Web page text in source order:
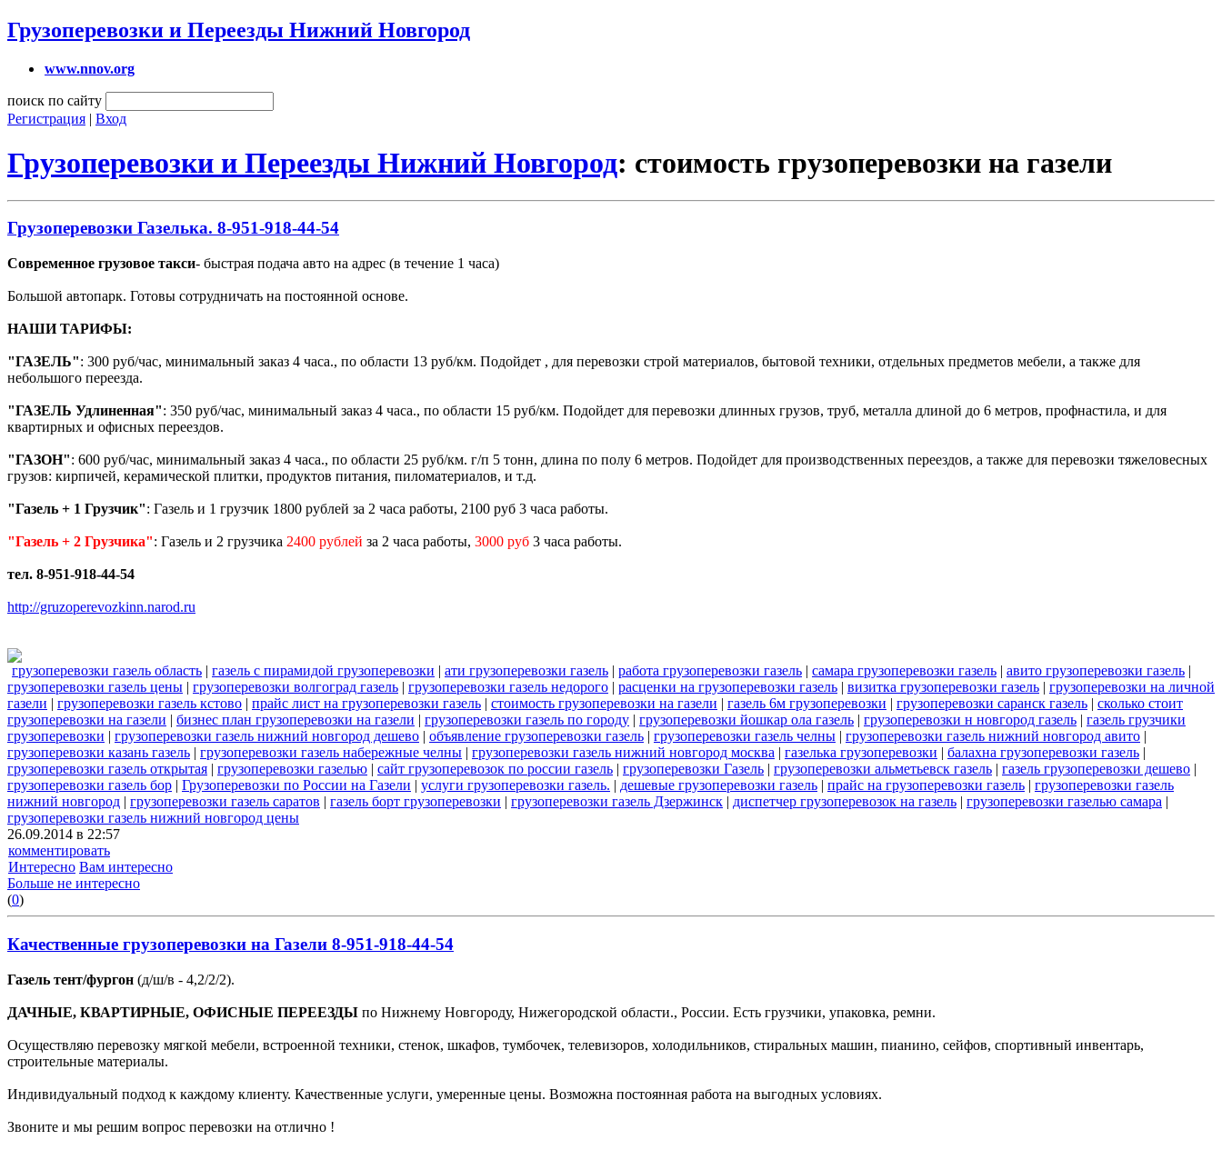
Грузоперевозки и Переезды Нижний Новгород
www.nnov.org
поиск по сайту
Регистрация | Вход
Грузоперевозки и Переезды Нижний Новгород: стоимость грузоперевозки на газели
Грузоперевозки Газелька. 8-951-918-44-54
Современное грузовое такси- быстрая подача авто на адрес (в течение 1 часа)
Большой автопарк. Готовы сотрудничать на постоянной основе.
НАШИ ТАРИФЫ:
"ГАЗЕЛЬ": 300 руб/час, минимальный заказ 4 часа., по области 13 руб/км. Подойдет , для перевозки строй материалов, бытовой техники, отдельных предметов мебели, а также для
небольшого переезда.
"ГАЗЕЛЬ Удлиненная": 350 руб/час, минимальный заказ 4 часа., по области 15 руб/км. Подойдет для перевозки длинных грузов, труб, металла длиной до 6 метров, профнастила, и для
квартирных и офисных переездов.
"ГАЗОН": 600 руб/час, минимальный заказ 4 часа., по области 25 руб/км. г/п 5 тонн, длина по полу 6 метров. Подойдет для производственных переездов, а также для перевозки тяжеловесных
грузов: кирпичей, керамической плитки, продуктов питания, пиломатериалов, и т.д.
"Газель + 1 Грузчик": Газель и 1 грузчик 1800 рублей за 2 часа работы, 2100 руб 3 часа работы.
"Газель + 2 Грузчика": Газель и 2 грузчика 2400 рублей за 2 часа работы, 3000 руб 3 часа работы.
тел. 8-951-918-44-54
http://gruzoperevozkinn.narod.ru
грузоперевозки газель область | газель с пирамидой грузоперевозки | ати грузоперевозки газель | работа грузоперевозки газель | самара грузоперевозки газель | авито грузоперевозки газель |
грузоперевозки газель цены | грузоперевозки волгоград газель | грузоперевозки газель недорого | расценки на грузоперевозки газель | визитка грузоперевозки газель | грузоперевозки на личной
газели | грузоперевозки газель кстово | прайс лист на грузоперевозки газель | стоимость грузоперевозки на газели | газель 6м грузоперевозки | грузоперевозки саранск газель | сколько стоит
грузоперевозки на газели | бизнес план грузоперевозки на газели | грузоперевозки газель по городу | грузоперевозки йошкар ола газель | грузоперевозки н новгород газель | газель грузчики
грузоперевозки | грузоперевозки газель нижний новгород дешево | объявление грузоперевозки газель | грузоперевозки газель челны | грузоперевозки газель нижний новгород авито |
грузоперевозки казань газель | грузоперевозки газель набережные челны | грузоперевозки газель нижний новгород москва | газелька грузоперевозки | балахна грузоперевозки газель |
грузоперевозки газель открытая | грузоперевозки газелью | сайт грузоперевозок по россии газель | грузоперевозки Газель | грузоперевозки альметьевск газель | газель грузоперевозки дешево |
грузоперевозки газель бор | Грузоперевозки по России на Газели | услуги грузоперевозки газель. | дешевые грузоперевозки газель | прайс на грузоперевозки газель | грузоперевозки газель
нижний новгород | грузоперевозки газель саратов | газель борт грузоперевозки | грузоперевозки газель Дзержинск | диспетчер грузоперевозок на газель | грузоперевозки газелью самара |
грузоперевозки газель нижний новгород цены
26.09.2014 в 22:57
комментировать
Интересно Вам интересно
Больше не интересно
(0)
Качественные грузоперевозки на Газели 8-951-918-44-54
Газель тент/фургон (д/ш/в - 4,2/2/2).
ДАЧНЫЕ, КВАРТИРНЫЕ, ОФИСНЫЕ ПЕРЕЕЗДЫ по Нижнему Новгороду, Нижегородской области., России. Есть грузчики, упаковка, ремни.
Осуществляю перевозку мягкой мебели, встроенной техники, стенок, шкафов, тумбочек, телевизоров, холодильников, стиральных машин, пианино, сейфов, спортивный инвентарь,
строительные материалы.
Индивидуальный подход к каждому клиенту. Качественные услуги, умеренные цены. Возможна постоянная работа на выгодных условиях.
Звоните и мы решим вопрос перевозки на отлично !